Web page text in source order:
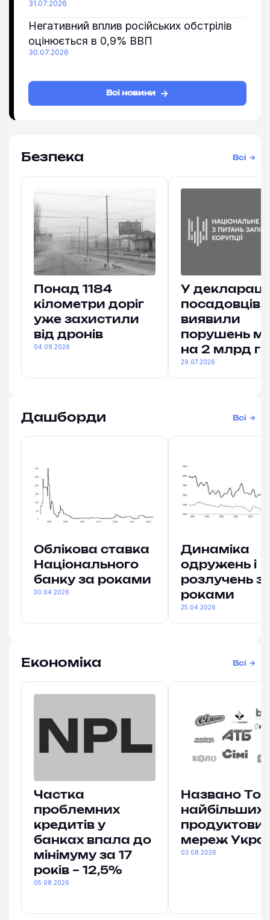
31.07.2026
Негативний вплив російських обстрілів
оцінюється в 0,9% ВВП
30.07.2026
Всі новини
Безпека Всі
Понад 1184
кілометри доріг
уже захистили
від дронів
04.08.2026
У
посадовців
виявили
порушень
на 2 млрд
29.07.2026
Дашборди Всі
Облікова ставка
Національного
банку за роками
30.04.2026
Динаміка
одружень і
розлучень
роками
25.04.2026
Економіка Всі
Частка
проблемних
кредитів у
банках впала до
мінімуму за 17
років – 12,5%
05.08.2026
Названо
найбільших
мереж
03.08.2026